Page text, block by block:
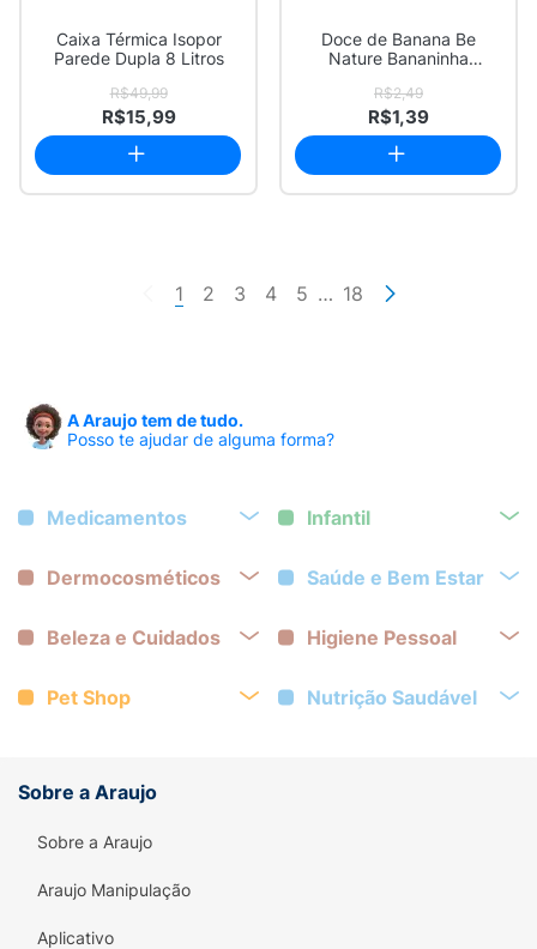
Caixa Térmica Isopor
Parede Dupla 8 Litros
R$49,99
R$15,99
Doce de Banana Be
Nature Bananinha
R$2,49
R$1,39
1 2 3 4 5 … 18
A Araujo tem de tudo.
Posso te ajudar de alguma forma?
Medicamentos Infantil
Dermocosméticos Saúde e Bem Estar
Beleza e Cuidados Higiene Pessoal
Pet Shop Nutrição Saudável
Sobre a Araujo
Sobre a Araujo
Araujo Manipulação
Aplicativo